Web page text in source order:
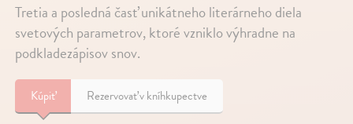
Tretia a posledná časť unikátneho literárneho diela
svetových parametrov, ktoré vzniklo výhradne na
podkladezápisov snov.
Kúpiť Rezervovať v kníhkupectve